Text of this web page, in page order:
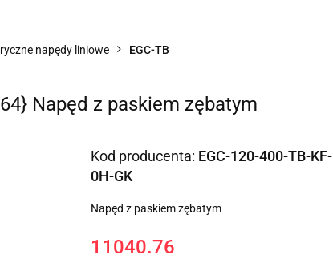
napędy liniowe EGC-TB
Napęd z paskiem zębatym
Kod producenta: EGC-120-400-TB-KF-
0H-GK
Napęd z paskiem zębatym
11040.76